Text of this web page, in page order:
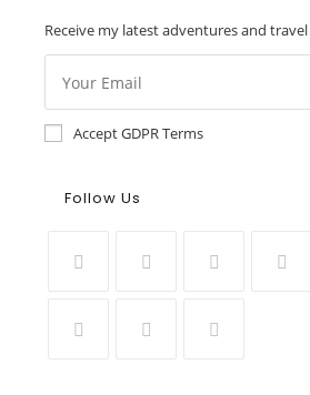
Receive my latest adventures and
Accept GDPR Terms
Follow Us